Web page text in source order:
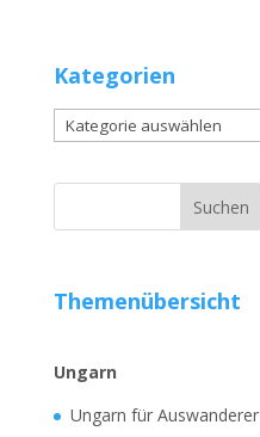
Kategorien
Kategorien
Themenübersicht
Ungarn
Ungarn für Auswanderer